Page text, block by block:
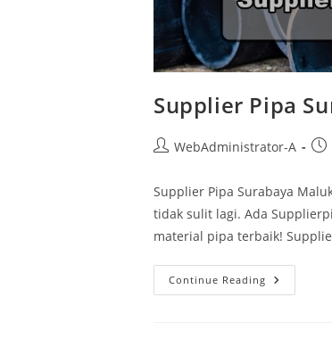
Supplier Pipa
WebAdministrator-A
Supplier Pipa Surabaya
tidak sulit lagi. Ada
material pipa terbaik!
Continue Reading